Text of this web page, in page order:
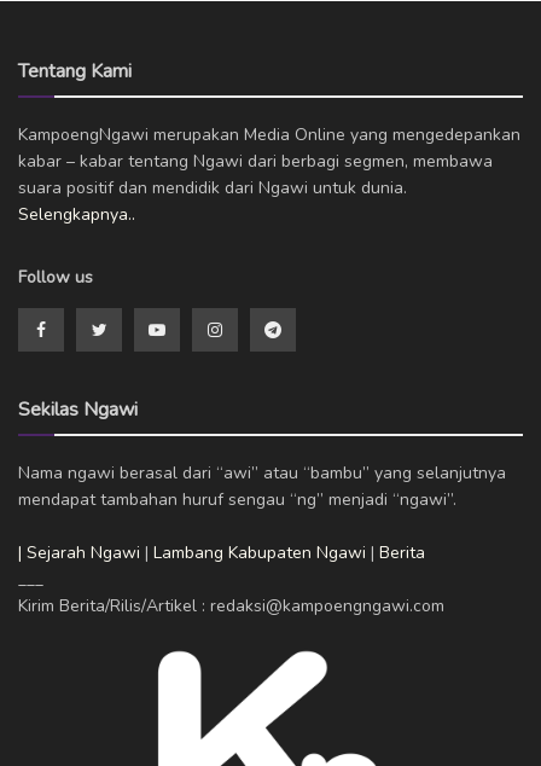
Tentang Kami
KampoengNgawi merupakan Media Online yang mengedepankan
kabar – kabar tentang Ngawi dari berbagi segmen, membawa
suara positif dan mendidik dari Ngawi untuk dunia.
Selengkapnya..
Follow us
Sekilas Ngawi
Nama ngawi berasal dari “awi” atau “bambu” yang selanjutnya
mendapat tambahan huruf sengau “ng” menjadi “ngawi”.
| Sejarah Ngawi | Lambang Kabupaten Ngawi | Berita
___
Kirim Berita/Rilis/Artikel : redaksi@kampoengngawi.com